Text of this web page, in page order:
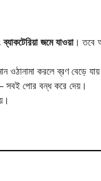
ব্যাকটেরিয়া জমে যাওয়া। তবে
ওঠানামা করলে ব্রণ বেড়ে
সবই পোর বন্ধ করে দেয়।